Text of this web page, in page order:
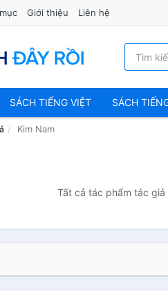
Giới thiệu Liên hệ
SÁCH TIẾNG VIỆT SÁCH
Kim Nam
Tất cả tác phẩm tác giả